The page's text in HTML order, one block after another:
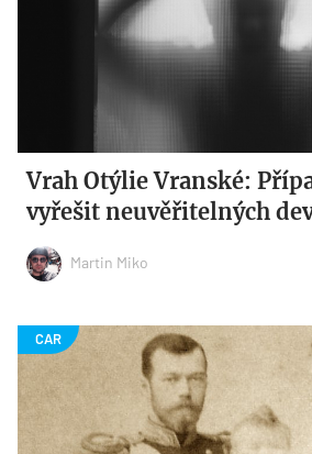
Vrah Otýlie Vranské:
vyřešit neuvěřitelných
Martin Miko